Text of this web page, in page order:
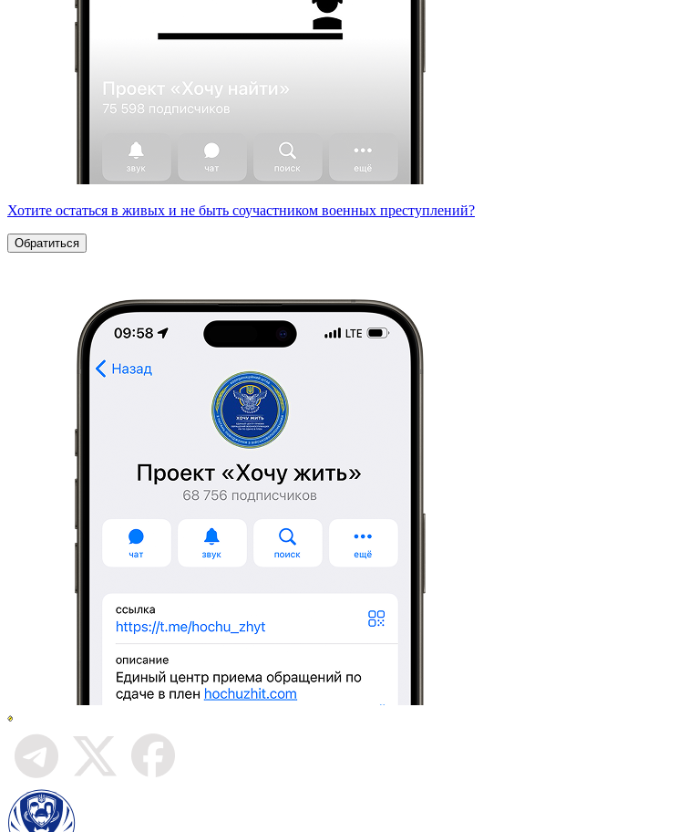
Хотите остаться в живых и не быть соучастником военных преступлений?
Обратиться